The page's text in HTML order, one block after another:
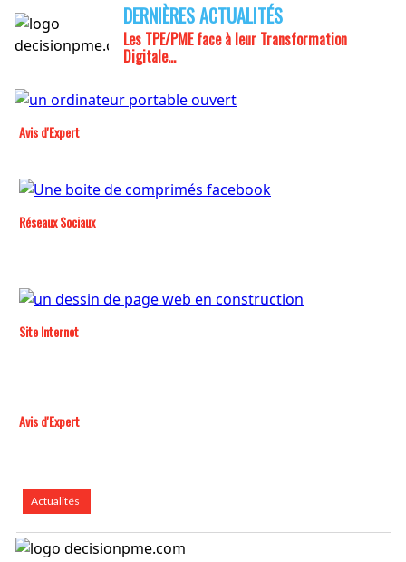
DERNIÈRES ACTUALITÉS
Les TPE/PME face à leur Transformation
Digitale...
Avis d'Expert
Réseaux Sociaux
Site Internet
Avis d'Expert
Actualités